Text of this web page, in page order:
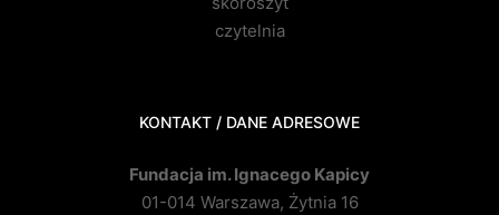
czytelnia
KONTAKT / DANE ADRESOWE
Fundacja im. Ignacego Kapicy
01-014 Warszawa, Żytnia 16